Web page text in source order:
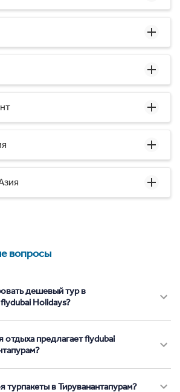
вопросы
дешевый тур в
Holidays?
отдыха предлагает flydubai
турпакеты в Тируванантапурам?